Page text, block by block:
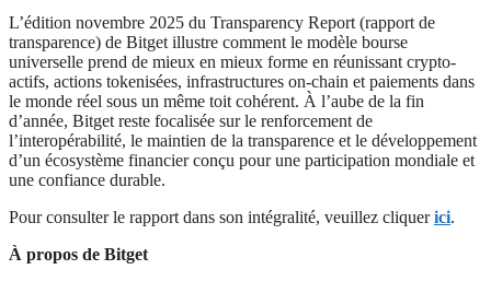
L’édition novembre 2025 du Transparency Report (rapport de
transparence) de Bitget illustre comment le modèle bourse
universelle prend de mieux en mieux forme en réunissant crypto-
actifs, actions tokenisées, infrastructures on-chain et paiements dans
le monde réel sous un même toit cohérent. À l’aube de la fin
d’année, Bitget reste focalisée sur le renforcement de
l’interopérabilité, le maintien de la transparence et le développement
d’un écosystème financier conçu pour une participation mondiale et
une confiance durable.
Pour consulter le rapport dans son intégralité, veuillez cliquerici.
À propos de Bitget